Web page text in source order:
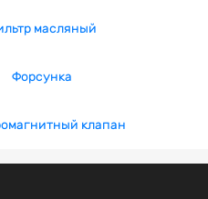
масляный
Форсунка
клапан